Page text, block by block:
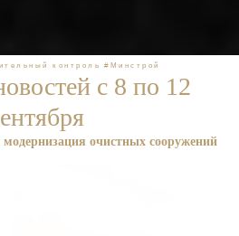
контроль #Минстрой
с 8 по 12
очистных сооружений